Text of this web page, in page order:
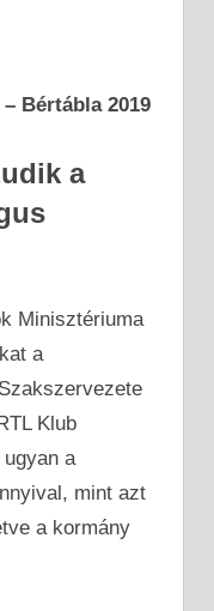
Bértábla 2019
a
Minisztériuma
a
Klub
a
mint azt
a kormány